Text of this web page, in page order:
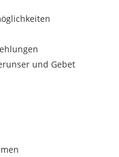
und Gebet